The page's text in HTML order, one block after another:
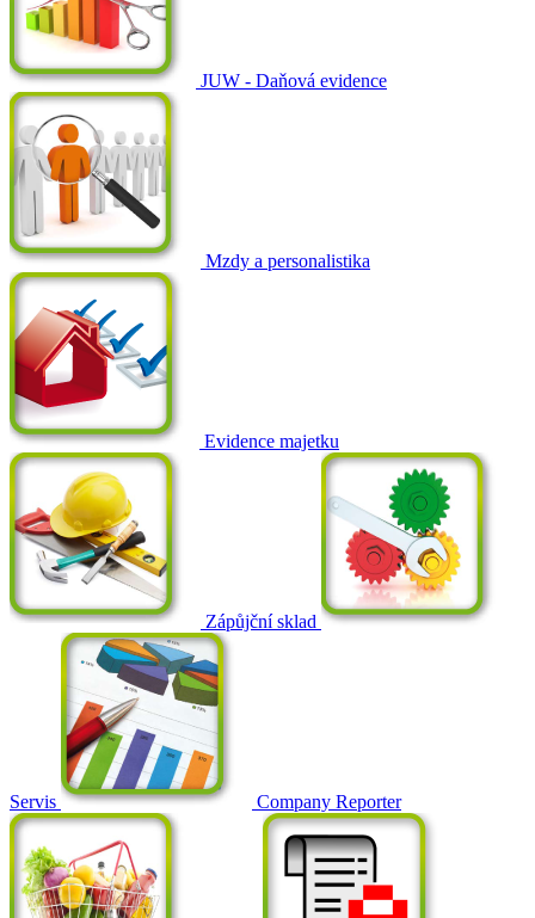
JUW - Daňová evidence
Mzdy a personalistika
Evidence majetku
Zápůjční sklad
Servis Company Reporter